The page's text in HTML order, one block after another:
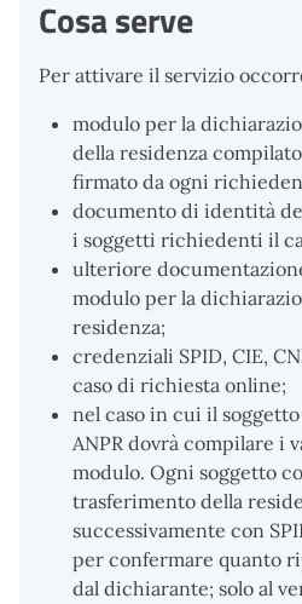
Cosa serve
Per attivare il servizio
modulo per la
della residenza
firmato da ogni
documento di identità
i soggetti richiedenti il
ulteriore
modulo per la
residenza;
credenziali SPID, CIE,
caso di richiesta online;
nel caso in cui il
ANPR dovrà compilare i
modulo. Ogni soggetto
trasferimento della
successivamente con
per confermare quanto
dal dichiarante; solo al